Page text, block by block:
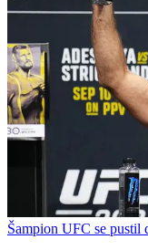
Šampion UFC se pustil